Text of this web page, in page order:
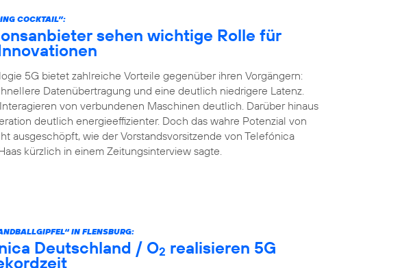
COCKTAIL”:
sehen wichtige Rolle für
5G bietet zahlreiche Vorteile gegenüber ihren Vorgängern:
Datenübertragung und eine deutlich niedrigere Latenz.
von verbundenen Maschinen deutlich. Darüber hinaus
deutlich energieeffizienter. Doch das wahre Potenzial von
ausgeschöpft, wie der Vorstandsvorsitzende von Telefónica
kürzlich in einem Zeitungsinterview sagte.
IN FLENSBURG:
Deutschland / O2 realisieren 5G